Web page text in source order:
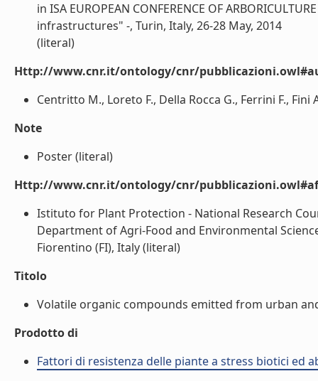
in ISA EUROPEAN CONFERENCE OF
infrastructures" -, Turin, Italy, 26-28 May, 2014
(literal)
Http://www.cnr.it/ontology/cnr/
Centritto M., Loreto F., Della Rocca G., Ferrini F., Fini
Note
Poster (literal)
Http://www.cnr.it/ontology/cnr/
Istituto for Plant Protection - National Research
Department of Agri-Food and Environmental
Fiorentino (FI), Italy (literal)
Titolo
Volatile organic compounds emitted from urban
Prodotto di
Fattori di resistenza delle piante a stress biotici ed